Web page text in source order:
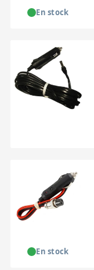
En stock
En stock